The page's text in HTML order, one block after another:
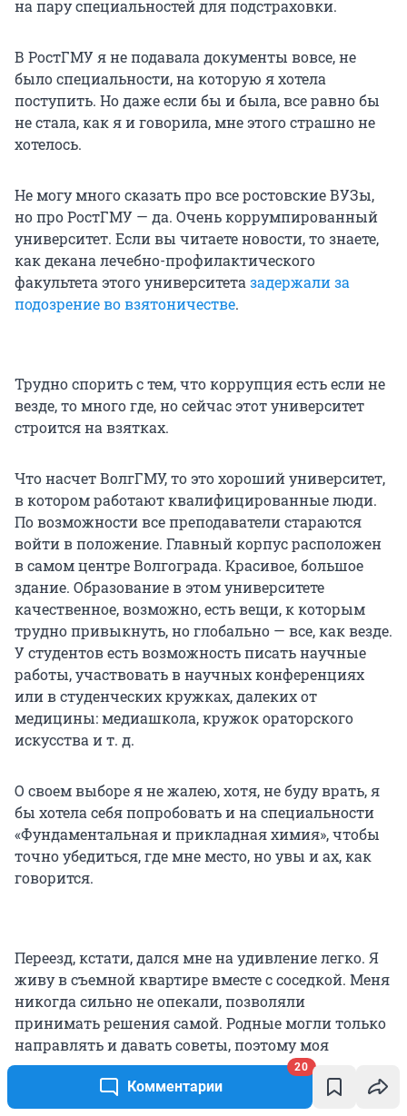
Комментарии
20
на пару специальностей для подстраховки.
В РостГМУ я не подавала документы вовсе, не
было специальности, на которую я хотела
поступить. Но даже если бы и была, все равно бы
не стала, как я и говорила, мне этого страшно не
хотелось.
Не могу много сказать про все ростовские ВУЗы,
но про РостГМУ — да. Очень коррумпированный
университет. Если вы читаете новости, то знаете,
как декана лечебно-профилактического
факультета этого университета задержали за
подозрение во взятоничестве.
Трудно спорить с тем, что коррупция есть если не
везде, то много где, но сейчас этот университет
строится на взятках.
Что насчет ВолгГМУ, то это хороший университет,
в котором работают квалифицированные люди.
По возможности все преподаватели стараются
войти в положение. Главный корпус расположен
в самом центре Волгограда. Красивое, большое
здание. Образование в этом университете
качественное, возможно, есть вещи, к которым
трудно привыкнуть, но глобально — все, как везде.
У студентов есть возможность писать научные
работы, участвовать в научных конференциях
или в студенческих кружках, далеких от
медицины: медиашкола, кружок ораторского
искусства и т. д.
О своем выборе я не жалею, хотя, не буду врать, я
бы хотела себя попробовать и на специальности
«Фундаментальная и прикладная химия», чтобы
точно убедиться, где мне место, но увы и ах, как
говорится.
Переезд, кстати, дался мне на удивление легко. Я
живу в съемной квартире вместе с соседкой. Меня
никогда сильно не опекали, позволяли
принимать решения самой. Родные могли только
направлять и давать советы, поэтому моя
сепарация от родительского дома не была
болезненной. Но, конечно, даже так я скучаю по
маме.